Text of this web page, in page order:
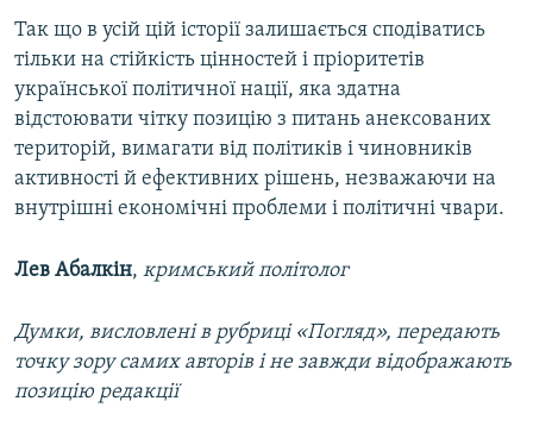
Так що в усій цій історії залишається сподіватись
тільки на стійкість цінностей і пріоритетів
української політичної нації, яка здатна
відстоювати чітку позицію з питань анексованих
територій, вимагати від політиків і чиновників
активності й ефективних рішень, незважаючи на
внутрішні економічні проблеми і політичні чвари.
Лев Абалкін, кримський політолог
Думки, висловлені в рубриці «Погляд», передають
точку зору самих авторів і не завжди відображають
позицію редакції